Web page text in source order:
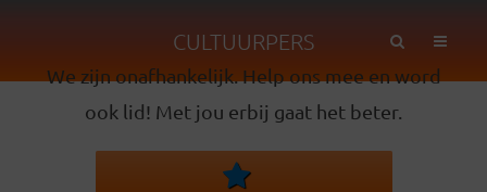
CULTUURPERS
We zijn onafhankelijk. Help ons mee en word
ook lid! Met jou erbij gaat het beter.